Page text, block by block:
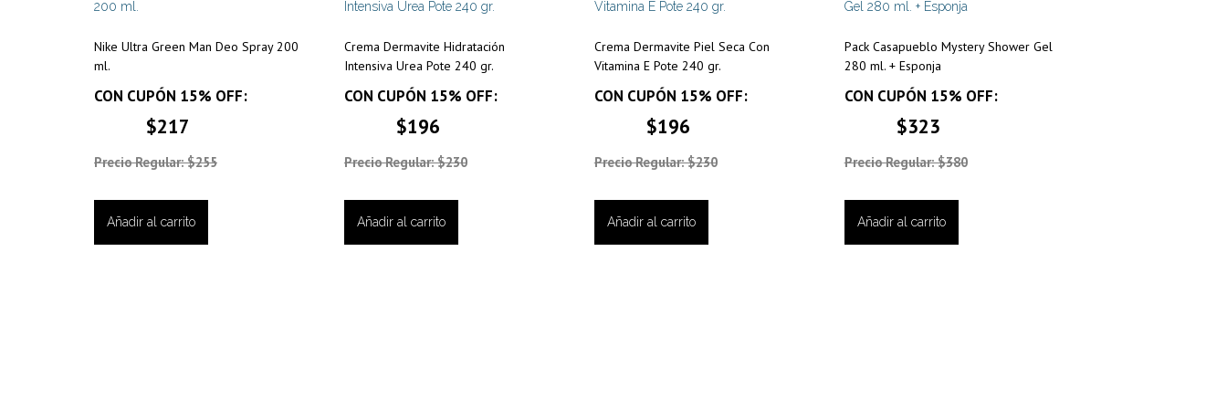
Nike Ultra Green Man Deo Spray 200
ml.
CON CUPÓN 15% OFF:
$217
Precio Regular: $255
Añadir al carrito
Crema Dermavite Hidratación
Intensiva Urea Pote 240 gr.
CON CUPÓN 15% OFF:
$196
Precio Regular: $230
Añadir al carrito
Crema Dermavite Piel Seca Con
Vitamina E Pote 240 gr.
CON CUPÓN 15% OFF:
$196
Precio Regular: $230
Añadir al carrito
Pack Casapueblo Mystery Shower Gel
280 ml. + Esponja
CON CUPÓN 15% OFF:
$323
Precio Regular: $380
Añadir al carrito